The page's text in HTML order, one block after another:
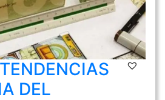
DEL